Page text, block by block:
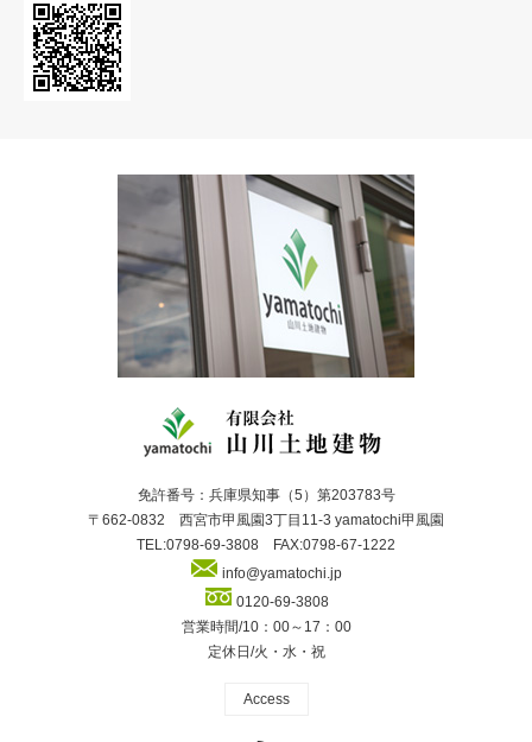
免許番号：兵庫県知事（5）第203783号
〒662-0832 西宮市甲風園3丁目11-3 yamatochi甲風園
TEL:0798-69-3808 FAX:0798-67-1222
info@yamatochi.jp
0120-69-3808
営業時間/10：00～17：00
定休日/火・水・祝
Access